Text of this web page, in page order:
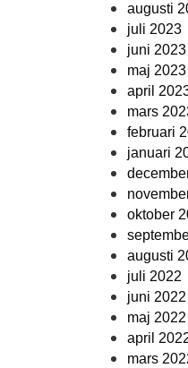
augusti
juli 2023
juni 2023
maj 2023
april
mars
februari
januari
oktober
augusti
juli 2022
juni 2022
maj 2022
april
mars